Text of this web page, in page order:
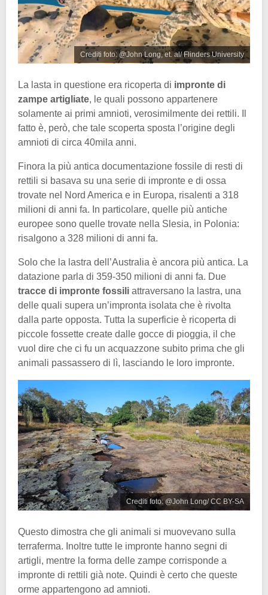
Crediti foto: @John Long, et. al/ Flinders University
La lasta in questione era ricoperta di impronte di
zampe artigliate, le quali possono appartenere
solamente ai primi amnioti, verosimilmente dei rettili. Il
fatto è, però, che tale scoperta sposta l’origine degli
amnioti di circa 40mila anni.
Finora la più antica documentazione fossile di resti di
rettili si basava su una serie di impronte e di ossa
trovate nel Nord America e in Europa, risalenti a 318
milioni di anni fa. In particolare, quelle più antiche
europee sono quelle trovate nella Slesia, in Polonia:
risalgono a 328 milioni di anni fa.
Solo che la lastra dell’Australia è ancora più antica. La
datazione parla di 359-350 milioni di anni fa. Due
tracce di impronte fossili attraversano la lastra, una
delle quali supera un’impronta isolata che è rivolta
dalla parte opposta. Tutta la superficie è ricoperta di
piccole fossette create dalle gocce di pioggia, il che
vuol dire che ci fu un acquazzone subito prima che gli
animali passassero di lì, lasciando le loro impronte.
Crediti foto: @John Long/ CC BY-SA
Questo dimostra che gli animali si muovevano sulla
terraferma. Inoltre tutte le impronte hanno segni di
artigli, mentre la forma delle zampe corrisponde a
impronte di rettili già note. Quindi è certo che queste
orme appartengono ad amnioti.